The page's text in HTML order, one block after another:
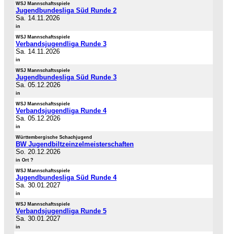
WSJ Mannschaftsspiele
Jugendbundesliga Süd Runde 2
Sa. 14.11.2026
in
WSJ Mannschaftsspiele
Verbandsjugendliga Runde 3
Sa. 14.11.2026
in
WSJ Mannschaftsspiele
Jugendbundesliga Süd Runde 3
Sa. 05.12.2026
in
WSJ Mannschaftsspiele
Verbandsjugendliga Runde 4
Sa. 05.12.2026
in
Württembergische Schachjugend
BW Jugendbiltzeinzelmeisterschaften
So. 20.12.2026
in Ort ?
WSJ Mannschaftsspiele
Jugendbundesliga Süd Runde 4
Sa. 30.01.2027
in
WSJ Mannschaftsspiele
Verbandsjugendliga Runde 5
Sa. 30.01.2027
in